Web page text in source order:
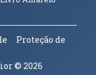
em nova janela)
Proteção de
© 2026